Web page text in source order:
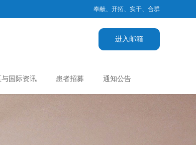
奉献、开拓、实干、合群
进入邮箱
与国际资讯 患者招募 通知公告